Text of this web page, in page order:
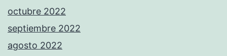
octubre 2022
septiembre 2022
agosto 2022